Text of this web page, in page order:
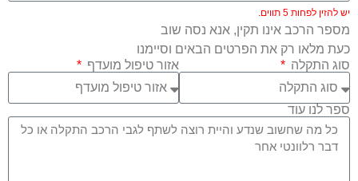
יש להזין לפחות 5 תווים.
מספר הרכב אינו תקין, אנא נסה שוב
כעת מלאו רק את הפרטים הבאים וסיימנו
סוג התקלה
אזור טיפול מועדף
ספר לנו עוד